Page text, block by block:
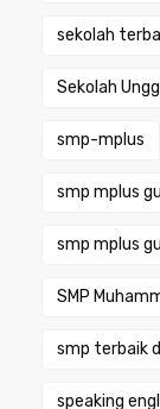
sekolah
Sekolah
smp-mplus
smp mplus
smp mplus
SMP
smp terbaik
speaking